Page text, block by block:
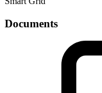
Documents